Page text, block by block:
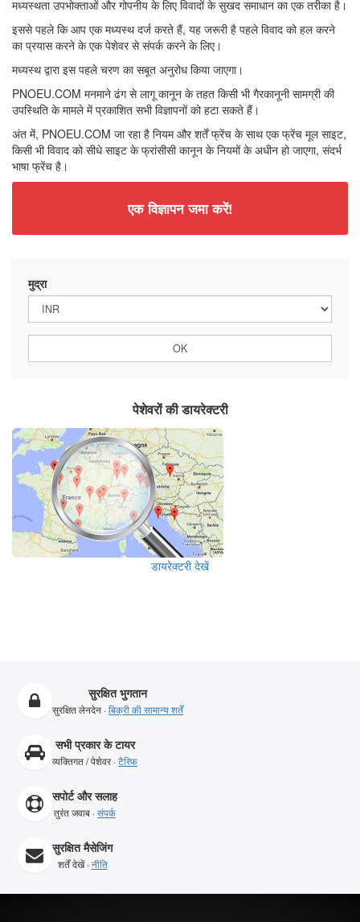
मध्यस्थता उपभोक्ताओं और गोपनीय के लिए विवादों के सुखद समाधान का एक तरीका है।
इससे पहले कि आप एक मध्यस्थ दर्ज करते हैं, यह जरूरी है पहले विवाद को हल करने
का प्रयास करने के एक पेशेवर से संपर्क करने के लिए।
मध्यस्थ द्वारा इस पहले चरण का सबूत अनुरोध किया जाएगा।
PNOEU.COM मनमाने ढंग से लागू कानून के तहत किसी भी गैरकानूनी सामग्री की
उपस्थिति के मामले में प्रकाशित सभी विज्ञापनों को हटा सकते हैं।
अंत में, PNOEU.COM जा रहा है नियम और शर्तें फ्रेंच के साथ एक फ्रेंच मूल साइट,
किसी भी विवाद को सीधे साइट के फ्रांसीसी कानून के नियमों के अधीन हो जाएगा, संदर्भ
भाषा फ्रेंच है।
एक विज्ञापन जमा करें!
मुद्रा
पेशेवरों की डायरेक्टरी
डायरेक्टरी देखें
सुरक्षित भुगतान
सुरक्षित लेनदेन ·बिक्री की सामान्य शर्तें
सभी प्रकार के टायर
व्यक्तिगत / पेशेवर ·टैरिफ
सपोर्ट और सलाह
तुरंत जवाब ·संपर्क
सुरक्षित मैसेजिंग
शर्तें देखें ·नीति